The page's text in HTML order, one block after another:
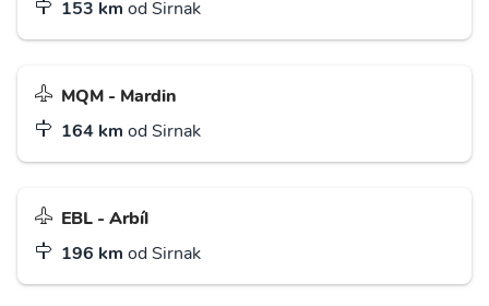
153 km od Sirnak
MQM - Mardin
164 km od Sirnak
EBL - Arbíl
196 km od Sirnak